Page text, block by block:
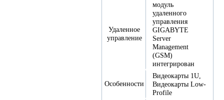
Удаленное
управление
модуль
удаленного
управления
GIGABYTE
Server
Management
(GSM)
интегрирован
Особенности
Видеокарты 1U,
Видеокарты Low-
Profile